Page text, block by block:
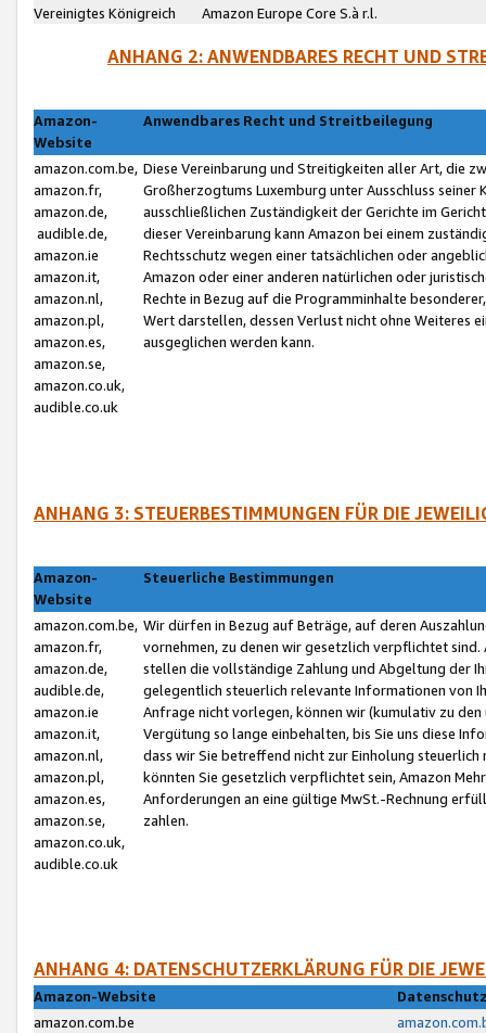
Vereinigtes Königreich
Amazon Europe Core S.à r.l.
ANHANG 2: ANWENDBARES RECHT UND
Amazon-
Website
Anwendbares Recht und Streitbeilegung
amazon.com.be,
amazon.fr,
amazon.de,
audible.de,
amazon.ie
amazon.it,
amazon.nl,
amazon.pl,
amazon.es,
amazon.se,
amazon.co.uk,
audible.co.uk
Diese Vereinbarung und Streitigkeiten aller Art, die
Großherzogtums Luxemburg unter Ausschluss
ausschließlichen Zuständigkeit der Gerichte im
dieser Vereinbarung kann Amazon bei einem
Rechtsschutz wegen einer tatsächlichen oder
Amazon oder einer anderen natürlichen oder
Rechte in Bezug auf die Programminhalte
Wert darstellen, dessen Verlust nicht ohne Weiteres
ausgeglichen werden kann.
ANHANG 3: STEUERBESTIMMUNGEN FÜR DIE
Amazon-
Website
Steuerliche Bestimmungen
amazon.com.be,
amazon.fr,
amazon.de,
audible.de,
amazon.ie
amazon.it,
amazon.nl,
amazon.pl,
amazon.es,
amazon.se,
amazon.co.uk,
audible.co.uk
Wir dürfen in Bezug auf Beträge, auf deren
vornehmen, zu denen wir gesetzlich verpflichtet
stellen die vollständige Zahlung und Abgeltung der
gelegentlich steuerlich relevante Informationen von
Anfrage nicht vorlegen, können wir (kumulativ zu
Vergütung so lange einbehalten, bis Sie uns diese
dass wir Sie betreffend nicht zur Einholung
könnten Sie gesetzlich verpflichtet sein, Amazon
Anforderungen an eine gültige MwSt.-Rechnung
zahlen.
ANHANG 4: DATENSCHUTZERKLÄRUNG FÜR DIE
Amazon-Website
amazon.com.be